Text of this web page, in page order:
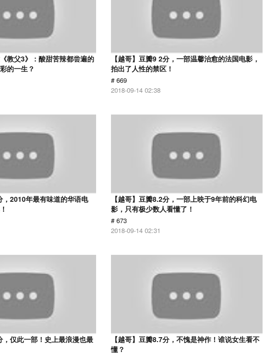
教父3》：酸甜苦辣都尝遍的
的一生？
【越哥】豆瓣9 2分，一部温馨治愈的法国电影，
拍出了人性的禁区！
# 669
2018-09-14 02:38
，2010年最有味道的华语电
【越哥】豆瓣8.2分，一部上映于9年前的科幻电
影，只有极少数人看懂了！
# 673
2018-09-14 02:31
，仅此一部！史上最浪漫也最
【越哥】豆瓣8.7分，不愧是神作！谁说女生看不
懂？